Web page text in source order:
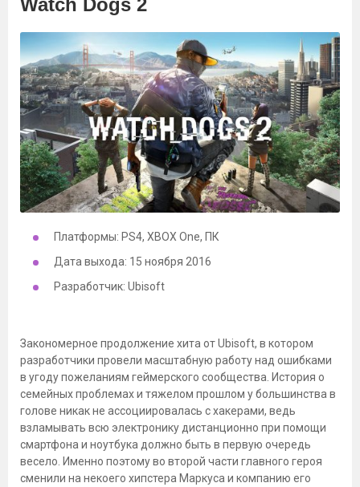
Watch Dogs 2
Платформы: PS4, XBOX One, ПК
Дата выхода: 15 ноября 2016
Разработчик: Ubisoft
Закономерное продолжение хита от Ubisoft, в котором
разработчики провели масштабную работу над ошибками
в угоду пожеланиям геймерского сообщества. История о
семейных проблемах и тяжелом прошлом у большинства в
голове никак не ассоциировалась с хакерами, ведь
взламывать всю электронику дистанционно при помощи
смартфона и ноутбука должно быть в первую очередь
весело. Именно поэтому во второй части главного героя
сменили на некоего хипстера Маркуса и компанию его